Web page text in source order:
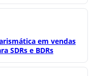
em vendas
SDRs e BDRs